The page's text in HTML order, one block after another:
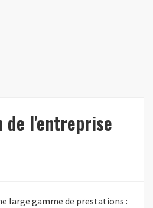
de l'entreprise
large gamme de prestations :